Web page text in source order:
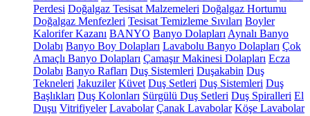
Perdesi Doğalgaz Tesisat Malzemeleri Doğalgaz Hortumu
Doğalgaz Menfezleri Tesisat Temizleme Sıvıları Boyler
Kalorifer Kazanı BANYO Banyo Dolapları Aynalı Banyo
Dolabı Banyo Boy Dolapları Lavabolu Banyo Dolapları Çok
Amaçlı Banyo Dolapları Çamaşır Makinesi Dolapları Ecza
Dolabı Banyo Rafları Duş Sistemleri Duşakabin Duş
Tekneleri Jakuziler Küvet Duş Setleri Duş Sistemleri Duş
Başlıkları Duş Kolonları Sürgülü Duş Setleri Duş Spiralleri El
Duşu Vitrifiyeler Lavabolar Çanak Lavabolar Köşe Lavabolar